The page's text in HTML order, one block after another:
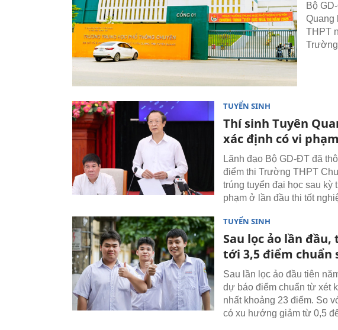
Bộ
Quang
THPT
TUYỂN SINH
Thí sinh Tuyên
xác định có vi
Lãnh đạo Bộ GD-ĐT đã
điểm thi Trường THPT
trúng tuyển đại học sau kỳ
phạm ở lần đầu thi tốt
TUYỂN SINH
Sau lọc ảo lần
tới 3,5 điểm chuẩn
Sau lần lọc ảo đầu tiên
dự báo điểm chuẩn từ xét
nhất khoảng 23 điểm. So
có xu hướng giảm từ 0,5